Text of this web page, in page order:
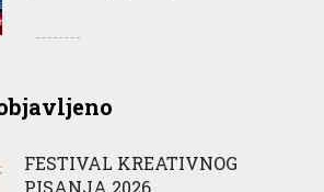
FESTIVAL KREATIVNOG
PISANJA 2026.